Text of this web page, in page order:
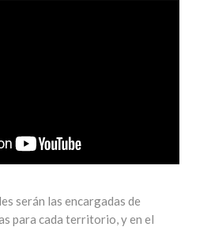
serán las encargadas de
para cada territorio, y en el